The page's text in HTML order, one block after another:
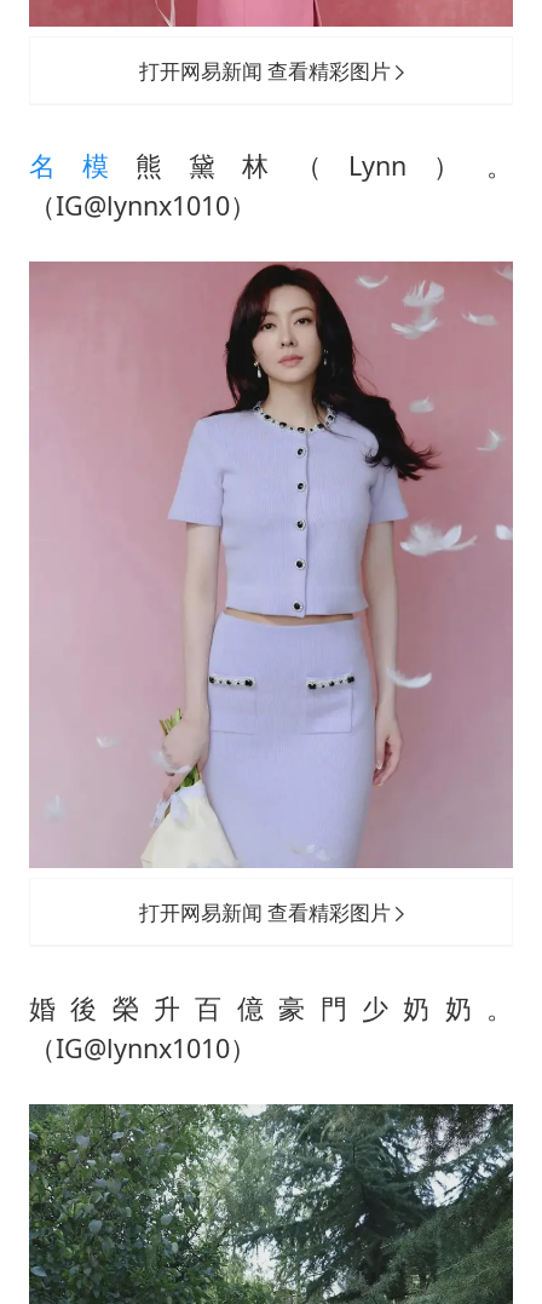
打开网易新闻 查看精彩图片
名模 熊黛林（Lynn）。
（IG@lynnx1010）
打开网易新闻 查看精彩图片
婚後榮升百億豪門少奶奶。
（IG@lynnx1010）